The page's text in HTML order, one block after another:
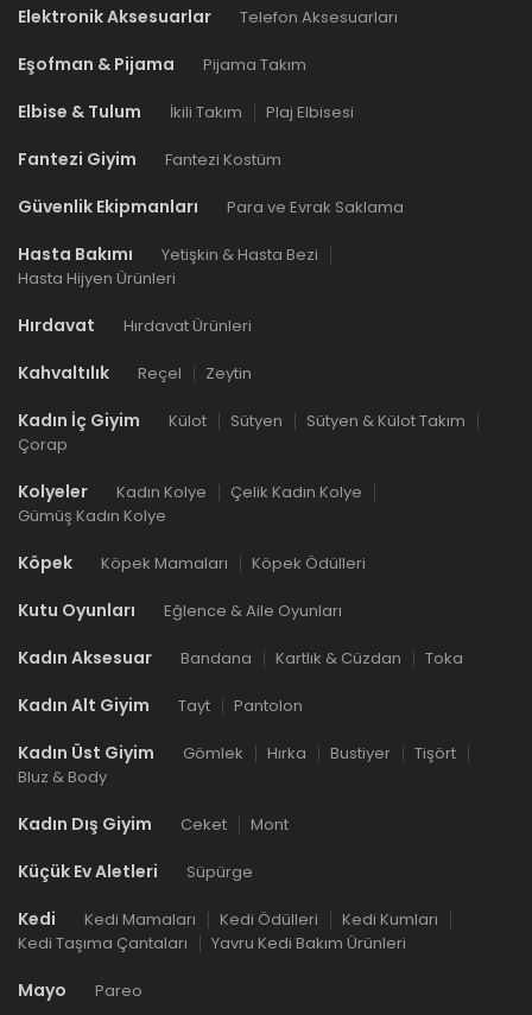
Elektronik Aksesuarlar Telefon Aksesuarları
Eşofman & Pijama Pijama Takım
Elbise & Tulum İkili Takım Plaj Elbisesi
Fantezi Giyim Fantezi Kostüm
Güvenlik Ekipmanları Para ve Evrak Saklama
Hasta Bakımı
Yetişkin & Hasta Bezi
Hasta Hijyen Ürünleri
Hırdavat Hırdavat Ürünleri
Kahvaltılık Reçel Zeytin
Kadın İç Giyim Külot Sütyen
Sütyen & Külot Takım
Çorap
Kolyeler Kadın Kolye
Çelik Kadın Kolye
Gümüş Kadın Kolye
Köpek Köpek Mamaları Köpek Ödülleri
Kutu Oyunları Eğlence & Aile Oyunları
Kadın Aksesuar Bandana Kartlık & Cüzdan Toka
Kadın Alt Giyim Tayt Pantolon
Kadın Üst Giyim Gömlek Hırka Bustiyer
Tişört
Bluz & Body
Kadın Dış Giyim Ceket Mont
Küçük Ev Aletleri Süpürge
Kedi Kedi Mamaları Kedi Ödülleri
Kedi Kumları
Kedi Taşıma Çantaları
Yavru Kedi Bakım Ürünleri
Mayo Pareo